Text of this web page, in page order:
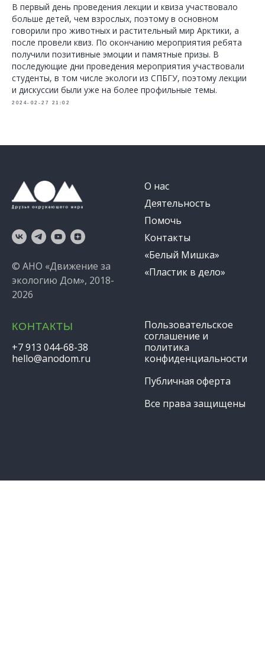
В первый день проведения лекции и квиза участвовало
больше детей, чем взрослых, поэтому в основном
говорили про животных и растительный мир Арктики, а
после провели квиз. По окончанию мероприятия ребята
получили позитивные эмоции и памятные призы. В
последующие дни проведения мероприятия участвовали
студенты, в том числе экологи из СПБГУ, поэтому лекции
и дискуссии были уже на более профильные темы.
2024-02-27 21:02
© АНО «Движение за
экологию Дом», 2018-
2026
О нас
Деятельность
Помочь
Контакты
«Белый Мишка»
«Пластик в дело»
КОНТАКТЫ
+7 913 044-68-38
hello@anodom.ru
Пользовательское
соглашение и
политика
конфиденциальности
Публичная оферта
Все права защищены